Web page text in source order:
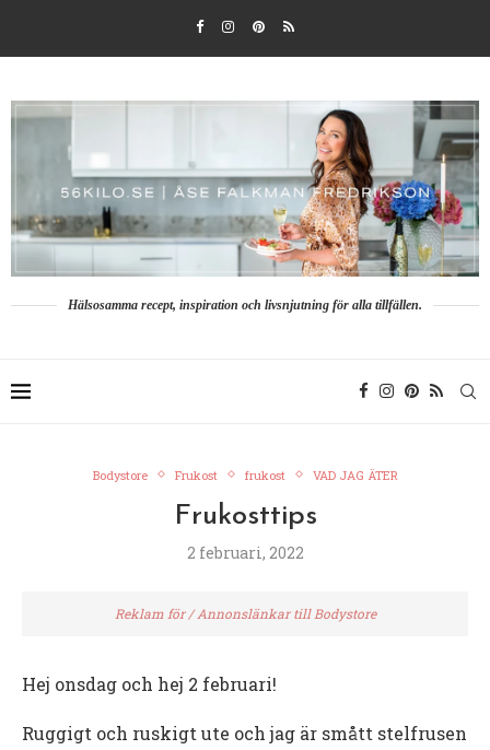
Hälsosamma recept, inspiration och livsnjutning för alla tillfällen.
Bodystore Frukost frukost VAD JAG ÄTER
Frukosttips
2 februari, 2022
Reklam för / Annonslänkar till Bodystore
Hej onsdag och hej 2 februari!
Ruggigt och ruskigt ute och jag är smått stelfrusen